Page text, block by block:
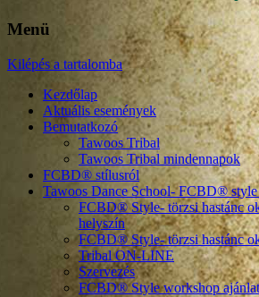
Menü
Kilépés a tartalomba
Kezdőlap
Aktuális események
Bemutatkozó
Tawoos Tribal
Tawoos Tribal mindennapok
FCBD® stílusról
Tawoos Dance School- FCBD® style
FCBD® Style- törzsi hastánc
helyszín
FCBD® Style- törzsi hastánc
Tribal ON-LINE
Szervezés
FCBD® Style workshop